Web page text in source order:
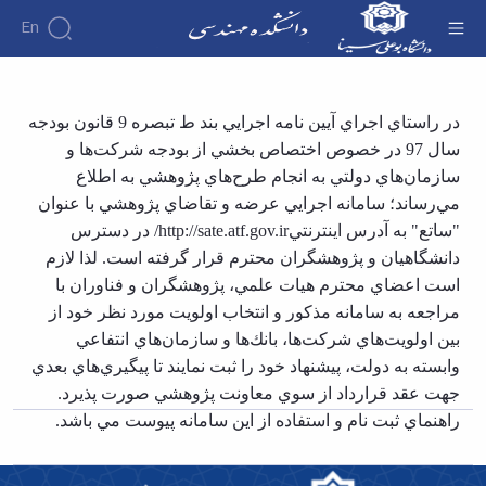
En
درباره
دانشکده
تاریخچه
ریاست
دانشکده
روسای
پیشین
افتخارات
آلبوم
عکس
اطلاعات
تماس
سازمان
دانشکده
آموزشی
آموزش
دوره
کارشناسی
فرم
ها
و
آئین
نامه
ها
آیین‌نامه‌های
معاونت
آموزشی
تحصیلات
تکمیلی
ها
پژوهش
پژوهش
هفته
پژوهش
کارگاه ها
آزمایشگاه
گروه
برق
گروه
عمران
گروه
مکانیک
گروه
اساتید
اساتید
دانشکده
اساتید
بازنشسته
کارکنان
دانشکده
مهندسی
آموزشی
گروه
های
آموزشی
مهندسی
برق
مهندسی
مواد
مهندسی
عمران
سامانه اجرایی عرضه و تقاضای پژوهشی - دانشکده
فنی و مهندسی
در راستاي اجراي آيين نامه اجرايي بند ط تبصره 9 قانون بودجه
سال 97 در خصوص اختصاص بخشي از بودجه شركت‌ها و
سازمان‌هاي دولتي به انجام طرح‌هاي پژوهشي به اطلاع
مي‌رساند؛ سامانه اجرايي عرضه و تقاضاي پژوهشي با عنوان
"ساتع" به آدرس اينترنتيhttp://sate.atf.gov.ir/ در دسترس
دانشگاهيان و پژوهشگران محترم قرار گرفته است. لذا لازم
است اعضاي محترم هيات علمي، پژوهشگران و فناوران با
مراجعه به سامانه مذكور و انتخاب اولويت مورد نظر خود از
بين اولويت‌هاي شركت‌ها، بانك‌ها و سازمان‌هاي انتفاعي
وابسته به دولت، پيشنهاد خود را ثبت نمايند تا پيگيري‌هاي بعدي
جهت عقد قرارداد از سوي معاونت پژوهشي صورت پذيرد.
راهنماي ثبت نام و استفاده از اين سامانه پيوست مي باشد.